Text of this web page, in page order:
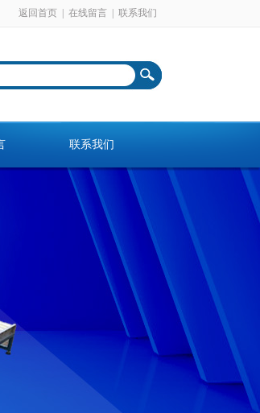
返回首页 在线留言 联系我们
联系我们